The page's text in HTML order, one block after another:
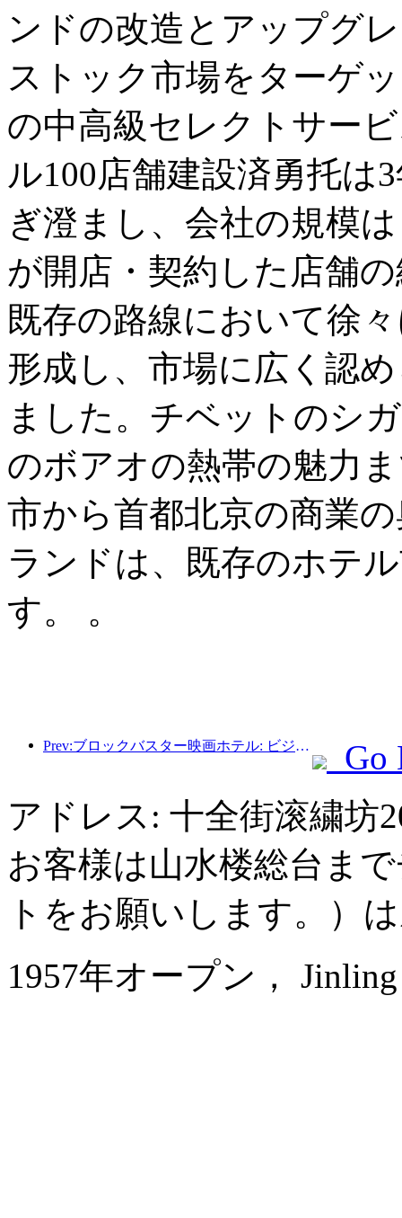
ンドの改造とアップグ
ストック市場をターゲ
の中高級セレクトサー
ル100店舗建設済勇托は
ぎ澄まし、会社の規模
が開店・契約した店舗
既存の路線において徐
形成し、市場に広く認
ました。チベットのシ
のボアオの熱帯の魅力
市から首都北京の商業
ランドは、既存のホテ
す。 。
Prev:ブロックバスター映画ホテル: ビジネスと映画の完璧な融合
Go
アドレス: 十全街滚繍坊
お客様は山水楼総台ま
トをお願いします。）
1957年オープン，